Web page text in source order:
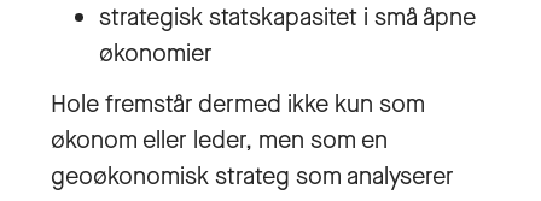
strategisk statskapasitet i små åpne
økonomier
Hole fremstår dermed ikke kun som
økonom eller leder, men som en
geoøkonomisk strateg som analyserer